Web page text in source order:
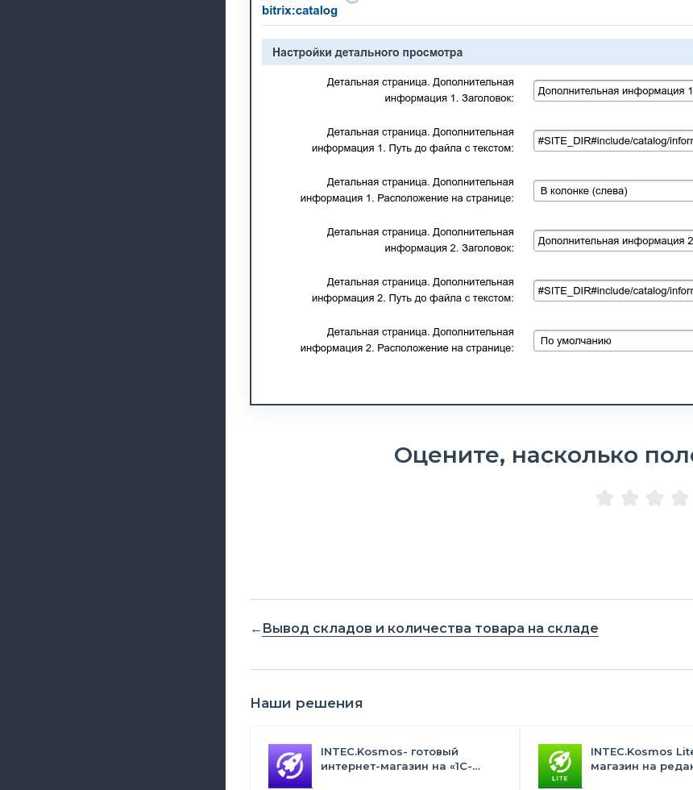
Оцените, насколько
Вывод складов и количества товара на складе
Наши решения
INTEC.Kosmos- готовый
интернет-магазин на «1С-
INTEC.Kosmos
магазин на